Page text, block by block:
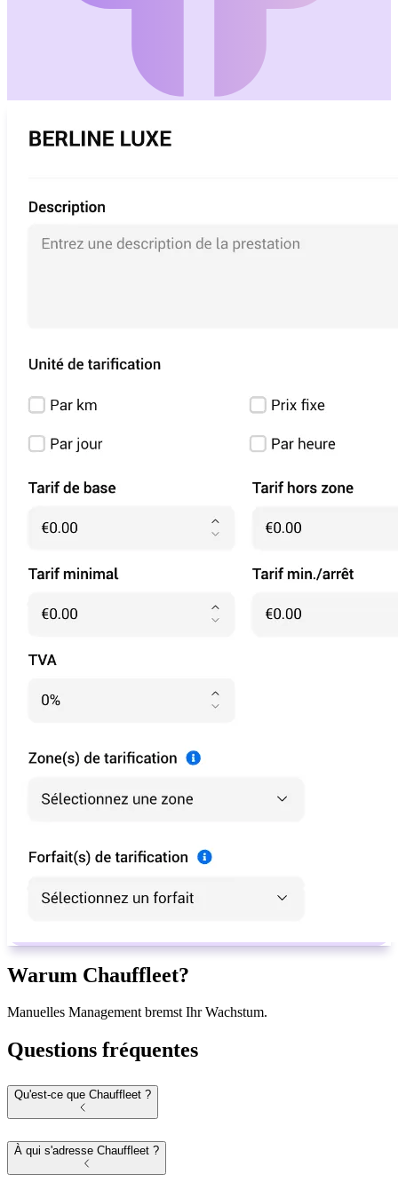
GPS-Echtzeitverfolgung der Flotte
Automatische Rechnungen und Zahlungsverfolgung
Wachstum & Erfahrung
Mobile App
White-Label für Fahrer & Kunden
B2B-Kundenportal
Automatische Erinnerungen und Kundeninfos
Partner-API
Integrieren Sie Chauffleet in Ihre Tools
Preise
Demo
Kontakt
ImpressumDatenschutzerklärung Cookie-Einstellungen
Warum Chauffleet?
Manuelles Management bremst Ihr Wachstum.
Questions fréquentes
Qu'est-ce que Chauffleet ?
À qui s'adresse Chauffleet ?